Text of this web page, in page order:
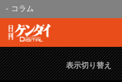
コラム
表示切り替え